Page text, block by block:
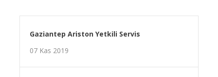
Gaziantep Ariston Yetkili Servis
07 Kas 2019